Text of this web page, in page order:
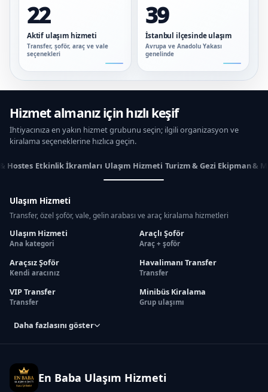
22
Aktif ulaşım hizmeti
Transfer, şoför, araç ve vale
seçenekleri
39
İstanbul ilçesinde ulaşım
Avrupa ve Anadolu Yakası
genelinde
Hizmet almanız için hızlı keşif
İhtiyacınıza en yakın hizmet grubunu seçin; ilgili organizasyon ve
kiralama seçeneklerine hızlıca geçin.
Hostes Etkinlik İkramları Ulaşım Hizmeti Turizm & Gezi Ekipman &
Ulaşım Hizmeti
Transfer, özel şoför, vale, gelin arabası ve araç kiralama hizmetleri
Ulaşım Hizmeti
Ana kategori
Araçlı Şoför
Araç + şoför
Araçsız Şoför
Kendi aracınız
Havalimanı Transfer
Transfer
VIP Transfer
Transfer
Minibüs Kiralama
Grup ulaşımı
Daha fazlasını göster
En Baba Ulaşım Hizmeti